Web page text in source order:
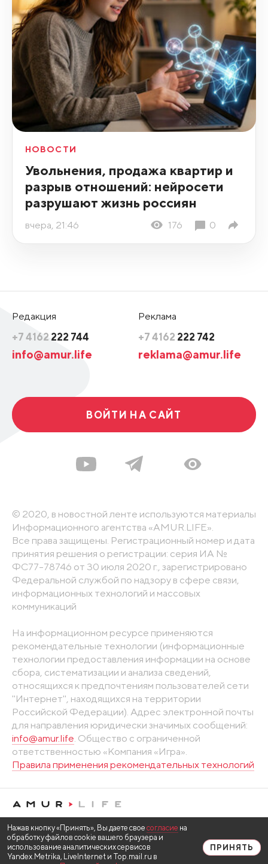
НОВОСТИ
Увольнения, продажа квартир и
разрыв отношений: нейросети
разрушают жизнь россиян
вчера, 21:46 176 0
Редакция
+7 4162 222 744
info@amur.life
Реклама
+7 4162 222 742
reklama@amur.life
ВОЙТИ НА САЙТ
© 2020, в новостной ленте используются материалы
Информационного агентства «AMUR.LIFE».
Все права защищены. Регистрационный номер и дата
принятия решения о регистрации: серия ИА №
ФС77-78746 от 30 июля 2020 г., зарегистрировано
Федеральной службой по надзору в сфере связи,
информационных технологий и массовых
коммуникаций
На информационном ресурсе применяются
рекомендательные технологии (информационные
технологии предоставления информации на основе
сбора, систематизации и анализа сведений,
относящихся к предпочтениям пользователей сети
"Интернет", находящихся на территории
Российской Федерации). Адрес электронной почты
для направления юридически значимых сообщений:
info@amur.life . Общество с ограниченной
ответственностью «Компания «Игра».
Правила применения рекомендательных технологий
Нажав кнопку «Принять», Вы даете свое согласие на
обработку файлов cookie вашего браузера и
использование аналитических сервисов
Yandex.Metrika, LiveInternet и Top.mail.ru в
ПРИНЯТЬ